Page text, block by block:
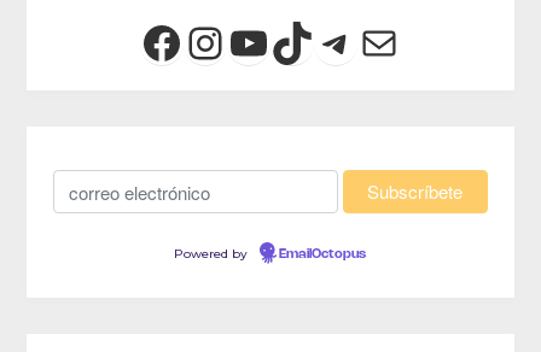
Powered by EmailOctopus